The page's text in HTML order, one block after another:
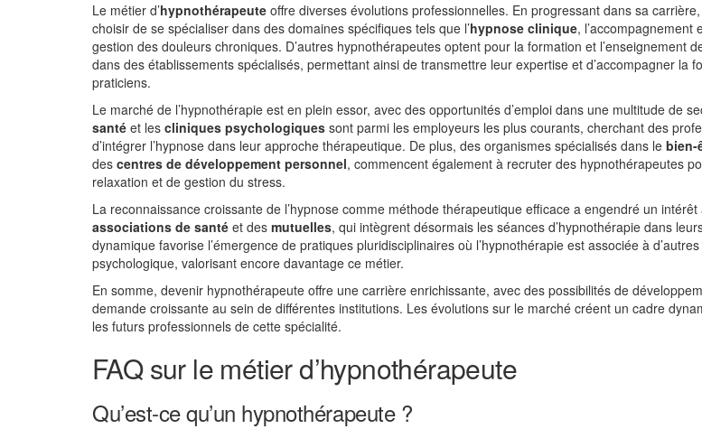
Le métier d’hypnothérapeute offre diverses évolutions professionnelles. En progressant dans sa
choisir de se spécialiser dans des domaines spécifiques tels que l’hypnose clinique, l’accompagnement
gestion des douleurs chroniques. D’autres hypnothérapeutes optent pour la formation et l’enseignement
dans des établissements spécialisés, permettant ainsi de transmettre leur expertise et d’accompagner la
praticiens.
Le marché de l’hypnothérapie est en plein essor, avec des opportunités d’emploi dans une multitude de
santé et les cliniques psychologiques sont parmi les employeurs les plus courants, cherchant des
d’intégrer l’hypnose dans leur approche thérapeutique. De plus, des organismes spécialisés dans le bien-
des centres de développement personnel, commencent également à recruter des hypnothérapeutes
relaxation et de gestion du stress.
La reconnaissance croissante de l’hypnose comme méthode thérapeutique efficace a engendré un
associations de santé et des mutuelles, qui intègrent désormais les séances d’hypnothérapie dans
dynamique favorise l’émergence de pratiques pluridisciplinaires où l’hypnothérapie est associée à
psychologique, valorisant encore davantage ce métier.
En somme, devenir hypnothérapeute offre une carrière enrichissante, avec des possibilités de
demande croissante au sein de différentes institutions. Les évolutions sur le marché créent un cadre
les futurs professionnels de cette spécialité.
FAQ sur le métier d’hypnothérapeute
Qu’est-ce qu’un hypnothérapeute ?